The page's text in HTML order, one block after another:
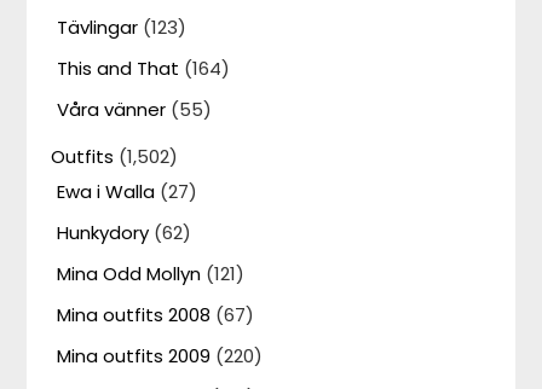
Tävlingar (123)
This and That (164)
Våra vänner (55)
Outfits (1,502)
Ewa i Walla (27)
Hunkydory (62)
Mina Odd Mollyn (121)
Mina outfits 2008 (67)
Mina outfits 2009 (220)